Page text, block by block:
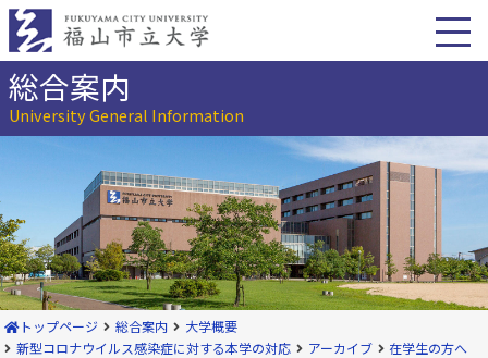
本
へ
動総合案内
University General Information
トップページ 総合案内
大学概要
新型コロナウイルス感染症に対する本学の対応
アーカイブ
在学生の方へ